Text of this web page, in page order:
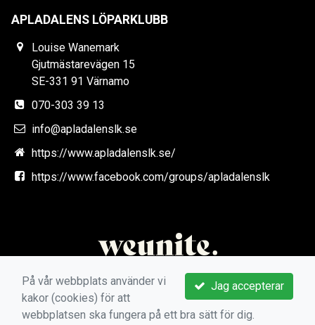
APLADALENS LÖPARKLUBB
Louise Wanemark
Gjutmästarevägen 15
SE-331 91 Värnamo
070-303 39 13
info@apladalenslk.se
https://www.apladalenslk.se/
https://www.facebook.com/groups/apladalenslk
Jag accepterar
På vår webbplats använder vi
kakor (cookies) för att
webbplatsen ska fungera på ett bra sätt för dig.